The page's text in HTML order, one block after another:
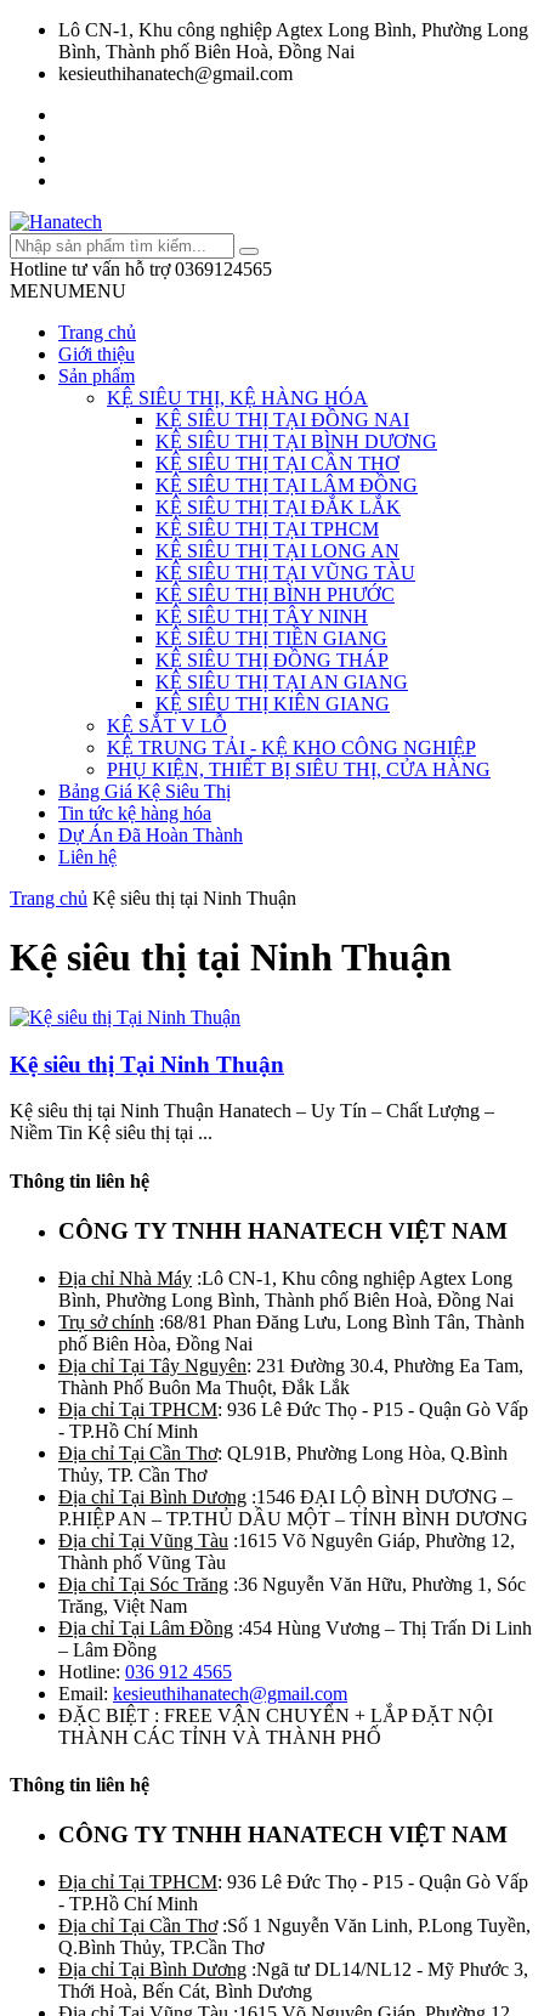
Lô CN-1, Khu công nghiệp Agtex Long Bình, Phường Long
Bình, Thành phố Biên Hoà, Đồng Nai
kesieuthihanatech@gmail.com
Hotline tư vấn hỗ trợ 0369124565
MENUMENU
Trang chủ
Giới thiệu
Sản phẩm
KỆ SIÊU THỊ, KỆ HÀNG HÓA
KỆ SIÊU THỊ TẠI ĐỒNG NAI
KỆ SIÊU THỊ TẠI BÌNH DƯƠNG
KỆ SIÊU THỊ TẠI CẦN THƠ
KỆ SIÊU THỊ TẠI LÂM ĐỒNG
KỆ SIÊU THỊ TẠI ĐẮK LẮK
KỆ SIÊU THỊ TẠI TPHCM
KỆ SIÊU THỊ TẠI LONG AN
KỆ SIÊU THỊ TẠI VŨNG TÀU
KỆ SIÊU THỊ BÌNH PHƯỚC
KỆ SIÊU THỊ TÂY NINH
KỆ SIÊU THỊ TIỀN GIANG
KỆ SIÊU THỊ ĐỒNG THÁP
KỆ SIÊU THỊ TẠI AN GIANG
KỆ SIÊU THỊ KIÊN GIANG
KỆ SẮT V LỖ
KỆ TRUNG TẢI - KỆ KHO CÔNG NGHIỆP
PHỤ KIỆN, THIẾT BỊ SIÊU THỊ, CỬA HÀNG
Bảng Giá Kệ Siêu Thị
Tin tức kệ hàng hóa
Dự Án Đã Hoàn Thành
Liên hệ
Trang chủ Kệ siêu thị tại Ninh Thuận
Kệ siêu thị tại Ninh Thuận
Kệ siêu thị Tại Ninh Thuận
Kệ siêu thị tại Ninh Thuận Hanatech – Uy Tín – Chất Lượng –
Niềm Tin Kệ siêu thị tại ...
Thông tin liên hệ
CÔNG TY TNHH HANATECH VIỆT NAM
Địa chỉ Nhà Máy :Lô CN-1, Khu công nghiệp Agtex Long
Bình, Phường Long Bình, Thành phố Biên Hoà, Đồng Nai
Trụ sở chính :68/81 Phan Đăng Lưu, Long Bình Tân, Thành
phố Biên Hòa, Đồng Nai
Địa chỉ Tại Tây Nguyên: 231 Đường 30.4, Phường Ea Tam,
Thành Phố Buôn Ma Thuột, Đắk Lắk
Địa chỉ Tại TPHCM: 936 Lê Đức Thọ - P15 - Quận Gò Vấp
- TP.Hồ Chí Minh
Địa chỉ Tại Cần Thơ: QL91B, Phường Long Hòa, Q.Bình
Thủy, TP. Cần Thơ
Địa chỉ Tại Bình Dương :1546 ĐẠI LỘ BÌNH DƯƠNG –
P.HIỆP AN – TP.THỦ DẦU MỘT – TỈNH BÌNH DƯƠNG
Địa chỉ Tại Vũng Tàu :1615 Võ Nguyên Giáp, Phường 12,
Thành phố Vũng Tàu
Địa chỉ Tại Sóc Trăng :36 Nguyễn Văn Hữu, Phường 1, Sóc
Trăng, Việt Nam
Địa chỉ Tại Lâm Đồng :454 Hùng Vương – Thị Trấn Di Linh
– Lâm Đồng
Hotline: 036 912 4565
Email: kesieuthihanatech@gmail.com
ĐẶC BIỆT : FREE VẬN CHUYỂN + LẮP ĐẶT NỘI
THÀNH CÁC TỈNH VÀ THÀNH PHỐ
Thông tin liên hệ
CÔNG TY TNHH HANATECH VIỆT NAM
Địa chỉ Tại TPHCM: 936 Lê Đức Thọ - P15 - Quận Gò Vấp
- TP.Hồ Chí Minh
Địa chỉ Tại Cần Thơ:Số 1 Nguyễn Văn Linh, P.Long Tuyền,
Q.Bình Thủy, TP.Cần Thơ
Địa chỉ Tại Bình Dương :Ngã tư DL14/NL12 - Mỹ Phước 3,
Thới Hoà, Bến Cát, Bình Dương